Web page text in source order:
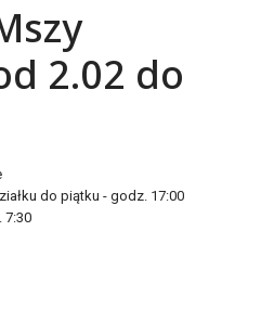
2.02 do
do piątku - godz. 17:00
7:30